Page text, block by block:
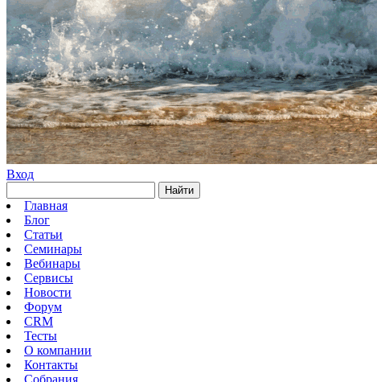
Вход
Найти
Главная
Блог
Статьи
Семинары
Вебинары
Сервисы
Новости
Форум
CRM
Тесты
О компании
Контакты
Собрания